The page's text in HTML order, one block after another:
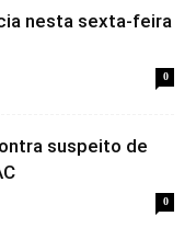
nesta sexta-feira
0
suspeito de
0